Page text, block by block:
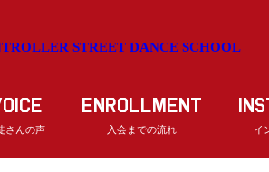
さんの声
ENROLLMENT
入会までの流れ イ